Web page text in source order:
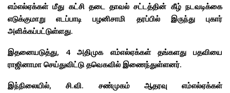
எம்எல்ஏக்கள் மீது கட்சி தடை தாவல் சட்டத்தின் கீழ் நடவடிக்கை
எடுக்குமாறு எடப்பாடி பழனிசாமி தரப்பில் இருந்து புகார்
அளிக்கப்பட்டுள்ளது.
இதனையடுத்து, 4 அதிமுக எம்எல்ஏக்கள் தங்களது பதவியை
ராஜினாமா செய்துவிட்டு தவெகவில் இணைந்துள்ளனர்.
இந்நிலையில், சி.வி. சண்முகம் ஆதரவு எம்எல்ஏக்கள்